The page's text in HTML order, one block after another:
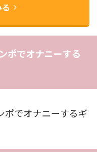
ポでオナニーする
ポでオナニーするギ